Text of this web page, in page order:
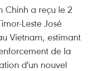
Chinh a reçu le 2
Leste José
Vietnam, estimant
de la
d'un nouvel